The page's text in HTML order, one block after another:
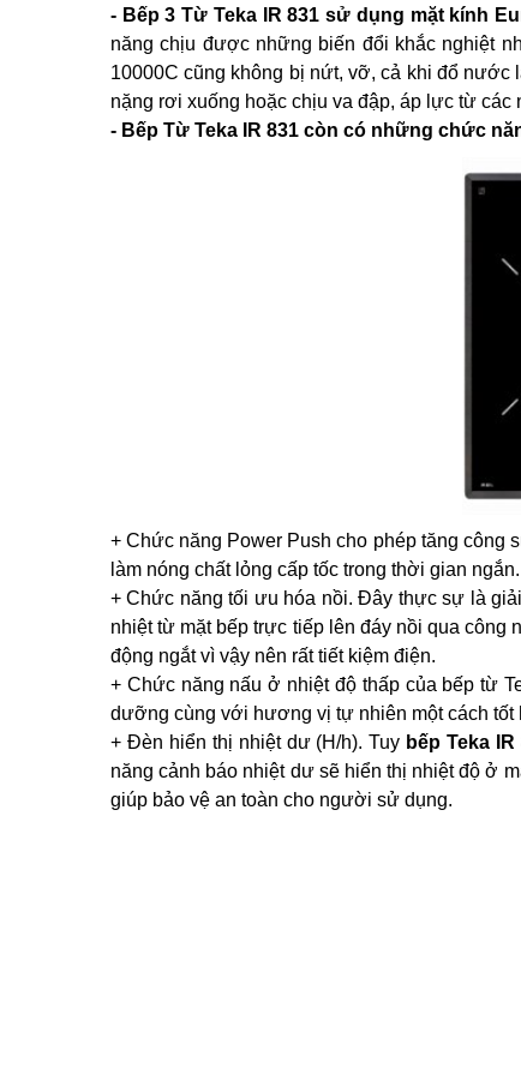
- Bếp 3 Từ Teka IR 831 sử dụng mặt kính
năng chịu được những biến đổi khắc nghiệt
10000C cũng không bị nứt, vỡ, cả khi đổ nước
nặng rơi xuống hoặc chịu va đập, áp lực từ các
- Bếp Từ Teka IR 831 còn có những chức
+ Chức năng Power Push cho phép tăng công
làm nóng chất lỏng cấp tốc trong thời gian ngắn.
+ Chức năng tối ưu hóa nồi. Đây thực sự là
nhiệt từ mặt bếp trực tiếp lên đáy nồi qua công
động ngắt vì vậy nên rất tiết kiệm điện.
+ Chức năng nấu ở nhiệt độ thấp của bếp từ
dưỡng cùng với hương vị tự nhiên một cách tốt
+ Đèn hiển thị nhiệt dư (H/h). Tuy bếp Teka IR
năng cảnh báo nhiệt dư sẽ hiển thị nhiệt độ ở
giúp bảo vệ an toàn cho người sử dụng.